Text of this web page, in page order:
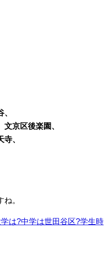
京区後楽園、
、
ね。
は?中学は世田谷区?学生時